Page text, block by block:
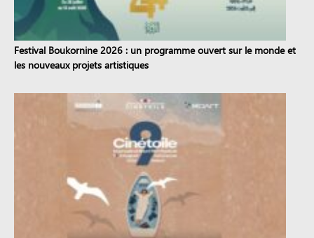
Festival Boukornine 2026 : un programme ouvert sur le monde et
les nouveaux projets artistiques